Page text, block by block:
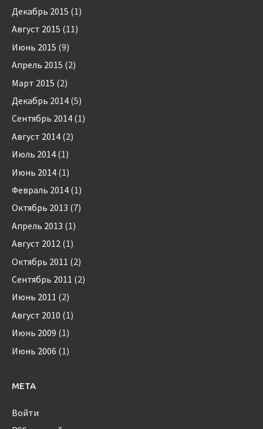
Декабрь 2015 (1)
Август 2015 (11)
Июнь 2015 (9)
Апрель 2015 (2)
Март 2015 (2)
Декабрь 2014 (5)
Сентябрь 2014 (1)
Август 2014 (2)
Июль 2014 (1)
Июнь 2014 (1)
Февраль 2014 (1)
Октябрь 2013 (7)
Апрель 2013 (1)
Август 2012 (1)
Октябрь 2011 (2)
Сентябрь 2011 (2)
Июнь 2011 (2)
Август 2010 (1)
Июнь 2009 (1)
Июнь 2006 (1)
МЕТА
Войти